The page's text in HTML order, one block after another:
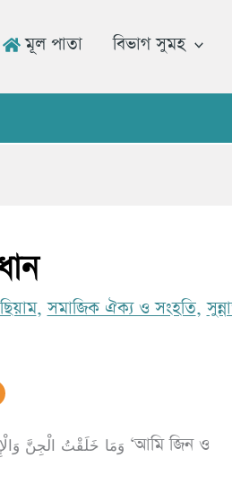
মূল পাতা বিভাগ সুমহ
,সমাজিক ঐক্য ও সংহতি,